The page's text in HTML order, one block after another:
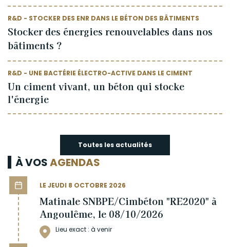
R&D - STOCKER DES ENR DANS LE BÉTON DES BÂTIMENTS
Stocker des énergies renouvelables dans nos
bâtiments ?
R&D - UNE BACTÉRIE ÉLECTRO-ACTIVE DANS LE CIMENT
Un ciment vivant, un béton qui stocke
l'énergie
Toutes les actualités
À VOSAGENDAS
LE JEUDI 8 OCTOBRE 2026
Matinale SNBPE/Cimbéton "RE2020" à
Angoulême, le 08/10/2026
Lieu exact : à venir